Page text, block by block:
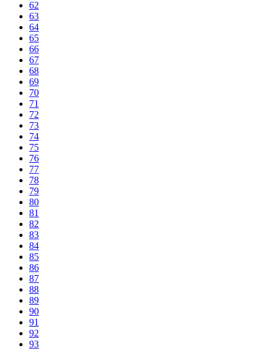
62
63
64
65
66
67
68
69
70
71
72
73
74
75
76
77
78
79
80
81
82
83
84
85
86
87
88
89
90
91
92
93